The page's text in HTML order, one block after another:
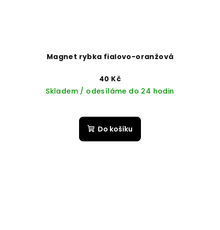
Magnet rybka fialovo-oranžová
40 Kč
Skladem / odesíláme do 24 hodin
Do košíku